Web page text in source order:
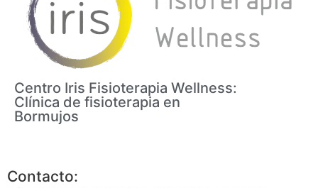
Centro Iris Fisioterapia Wellness:
Clínica de fisioterapia en
Bormujos
Contacto: